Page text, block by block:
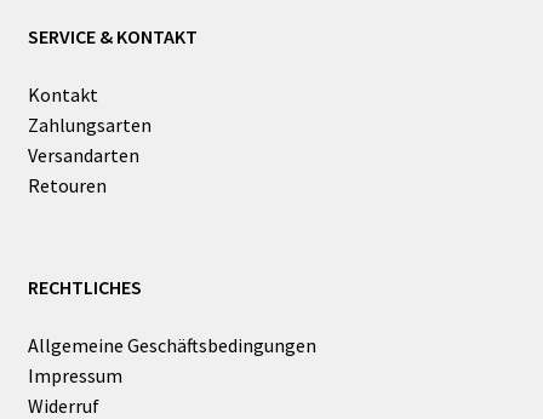
SERVICE & KONTAKT
Kontakt
Zahlungsarten
Versandarten
Retouren
RECHTLICHES
Allgemeine Geschäftsbedingungen
Impressum
Widerruf